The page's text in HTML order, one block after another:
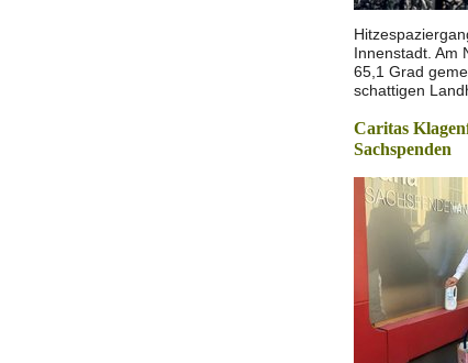
Innenstadt. Am
65,1 Grad
schattigen
Caritas
Sachspenden